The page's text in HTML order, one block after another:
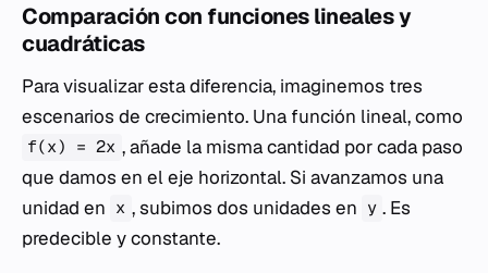
Comparación con funciones lineales y
cuadráticas
Para visualizar esta diferencia, imaginemos tres
escenarios de crecimiento. Una función lineal, como
f(x) = 2x , añade la misma cantidad por cada paso
que damos en el eje horizontal. Si avanzamos una
unidad en x , subimos dos unidades en y . Es
predecible y constante.